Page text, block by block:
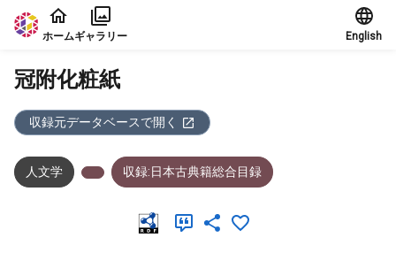
本文に飛ぶ
ホームギャラリー English
冠附化粧紙
収録元データベースで開く
人文学 収録:日本古典籍総合目録